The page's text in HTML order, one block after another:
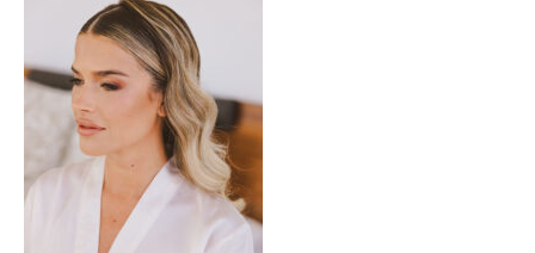
CORPORATIVAS
SEMANA SANTA
BLOG
SOBRE LM
CONTACTO